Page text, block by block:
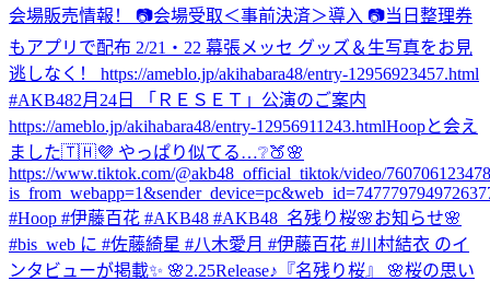
会場販売情報！ 📷会場受取＜事前決済＞導入 📷当日整理券
もアプリで配布 2/21・22 幕張メッセ グッズ＆生写真をお見
逃しなく！ https://ameblo.jp/akihabara48/entry-12956923457.html
#AKB482月24日 「ＲＥＳＥＴ」公演のご案内
https://ameblo.jp/akihabara48/entry-12956911243.htmlHoopと会え
ました🇹🇭💜 やっぱり似てる…❔🍑🌸
https://www.tiktok.com/@akb48_official_tiktok/video/
#Hoop #伊藤百花 #AKB48 #AKB48_名残り桜🌸お知らせ🌸
#bis_web に #佐藤綺星 #八木愛月 #伊藤百花 #川村結衣 のイ
ンタビューが掲載✨ 🌸2.25Release♪『名残り桜』 🌸桜の思い